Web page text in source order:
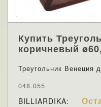
Купить
коричневый
Треугольник Венеция
048.055
BILLIARDIKA: